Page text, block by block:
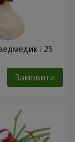
і 25
Замовити